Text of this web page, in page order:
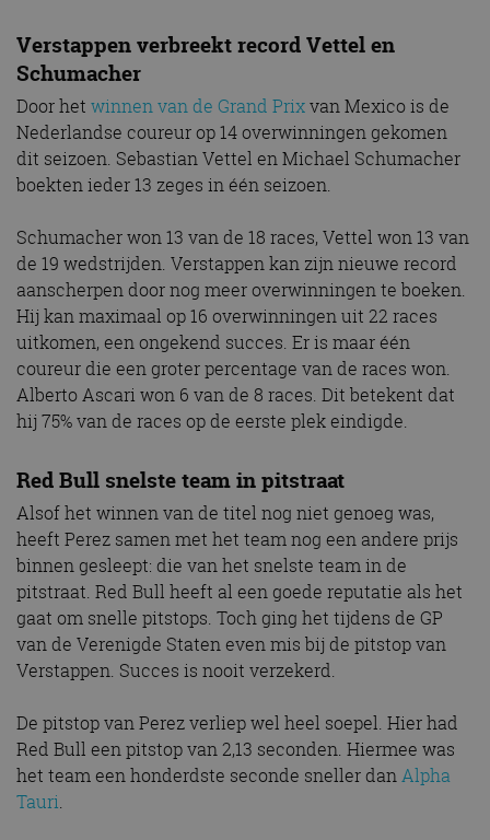
Verstappen verbreekt record Vettel en
Schumacher
Door het winnen van de Grand Prixvan Mexico is de
Nederlandse coureur op 14 overwinningen gekomen
dit seizoen. Sebastian Vettel en Michael Schumacher
boekten ieder 13 zeges in één seizoen.
Schumacher won 13 van de 18 races, Vettel won 13 van
de 19 wedstrijden. Verstappen kan zijn nieuwe record
aanscherpen door nog meer overwinningen te boeken.
Hij kan maximaal op 16 overwinningen uit 22 races
uitkomen, een ongekend succes. Er is maar één
coureur die een groter percentage van de races won.
Alberto Ascari won 6 van de 8 races. Dit betekent dat
hij 75% van de races op de eerste plek eindigde.
Red Bull snelste team in pitstraat
Alsof het winnen van de titel nog niet genoeg was,
heeft Perez samen met het team nog een andere prijs
binnen gesleept: die van het snelste team in de
pitstraat. Red Bull heeft al een goede reputatie als het
gaat om snelle pitstops. Toch ging het tijdens de GP
van de Verenigde Staten even mis bij de pitstop van
Verstappen. Succes is nooit verzekerd.
De pitstop van Perez verliep wel heel soepel. Hier had
Red Bull een pitstop van 2,13 seconden. Hiermee was
het team een honderdste seconde sneller danAlpha
Tauri.